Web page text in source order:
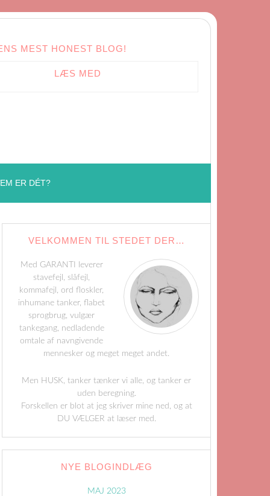
MEST HONEST BLOG!
LÆS MED
ER DÉT?
VELKOMMEN TIL STEDET DER…
Med GARANTI leverer
stavefejl, slåfejl,
kommafejl, ord floskler,
inhumane tanker, flabet
sprogbrug, vulgær
tankegang, nedladende
omtale af navngivende
mennesker og meget meget andet.
Men HUSK, tanker tænker vi alle, og tanker er
uden beregning.
Forskellen er blot at jeg skriver mine ned, og at
DU VÆLGER at læser med.
NYE BLOGINDLÆG
MAJ 2023